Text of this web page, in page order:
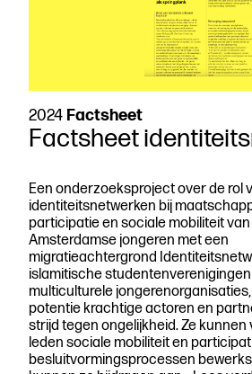
2024 Factsheet
Factsheet
Een onderzoeksproject over de rol
identiteitsnetwerken bij
participatie en sociale mobiliteit van
Amsterdamse jongeren met een
migratieachtergrond
islamitische
multiculturele jongerenorganisaties,
potentie krachtige actoren en
strijd tegen ongelijkheid. Ze kunnen
leden sociale mobiliteit en
besluitvormingsprocessen